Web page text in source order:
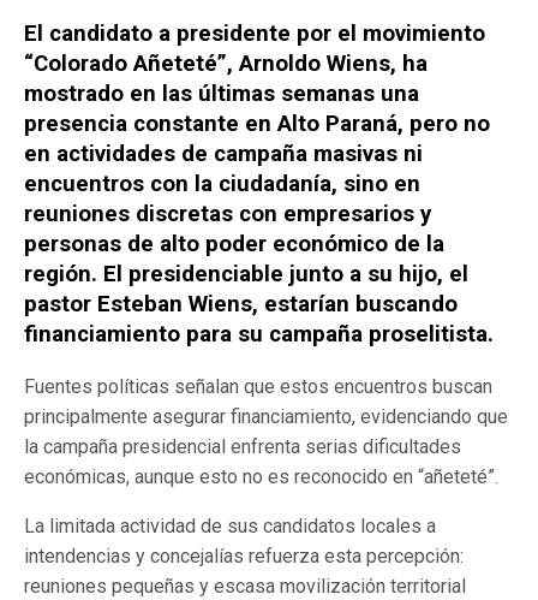
El candidato a presidente por el movimiento
“Colorado Añeteté”, Arnoldo Wiens, ha
mostrado en las últimas semanas una
presencia constante en Alto Paraná, pero no
en actividades de campaña masivas ni
encuentros con la ciudadanía, sino en
reuniones discretas con empresarios y
personas de alto poder económico de la
región. El presidenciable junto a su hijo, el
pastor Esteban Wiens, estarían buscando
financiamiento para su campaña proselitista.
Fuentes políticas señalan que estos encuentros buscan
principalmente asegurar financiamiento, evidenciando que
la campaña presidencial enfrenta serias dificultades
económicas, aunque esto no es reconocido en “añeteté”.
La limitada actividad de sus candidatos locales a
intendencias y concejalías refuerza esta percepción:
reuniones pequeñas y escasa movilización territorial